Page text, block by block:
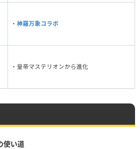
・ 神羅万象コラボ
・皇帝マステリオンから進化
使い道